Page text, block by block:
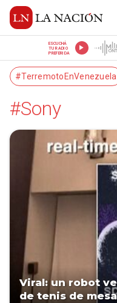
ESCUCHÁ
TU RADIO
PREFERIDA
#TerremotoEnVenezuela
#Sony
Viral: un robot
de tenis de mesa